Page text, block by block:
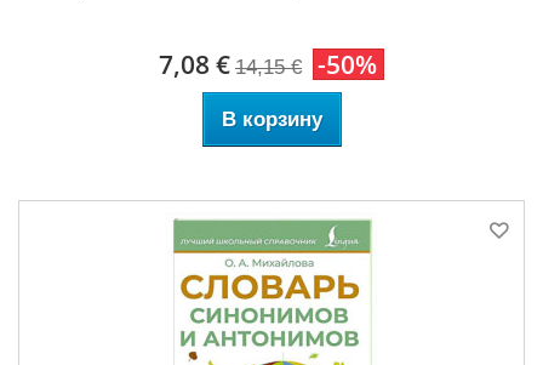
7,08 € 14,15 € -50%
В корзину